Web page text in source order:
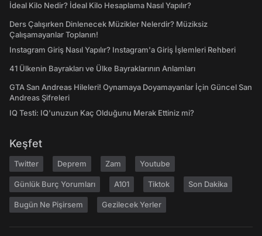
İdeal Kilo Nedir? İdeal Kilo Hesaplama Nasıl Yapılır?
Ders Çalışırken Dinlenecek Müzikler Nelerdir? Müziksiz
Çalışamayanlar Toplanın!
Instagram Giriş Nasıl Yapılır? Instagram'a Giriş İşlemleri Rehberi
41 Ülkenin Bayrakları ve Ülke Bayraklarının Anlamları
GTA San Andreas Hileleri! Oynamaya Doyamayanlar İçin Güncel San
Andreas Şifreleri
IQ Testi: IQ'unuzun Kaç Olduğunu Merak Ettiniz mi?
Keşfet
Twitter Deprem Zam Youtube
Günlük Burç Yorumları A101 Tiktok Son Dakika
Bugün Ne Pişirsem Gezilecek Yerler